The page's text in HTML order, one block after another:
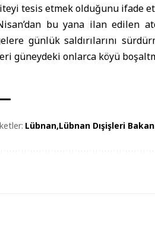
tesis etmek olduğunu ifade
bu yana ilan edilen
günlük saldırılarını
güneydeki onlarca köyü
Lübnan Lübnan Dışişleri